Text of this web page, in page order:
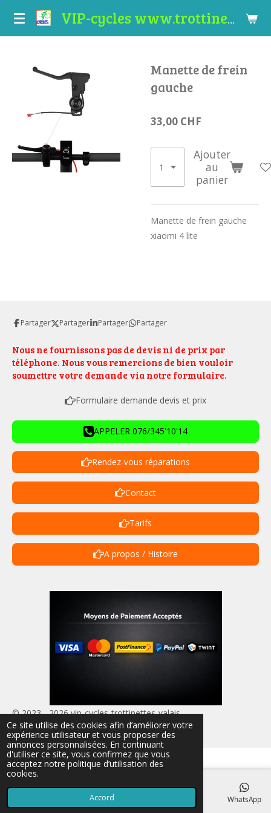
Ce site utilise des cookies afin d’améliorer votre
expérience utilisateur et vous proposer des
annonces personnalisées. En continuant
d'utiliser ce site, vous confirmez que vous
acceptez notre politique d’utilisation des
cookies.
Accord
Passer
VIP-cycles www.trottinettes-valais.ch
Manette de frein
gauche
33,00 CHF
Ajouter
au
panier
Manette de frein gauche
xiaomi 4 lite
Partager Partager Partager Partager
Nous ne fournissons pas de devis ni de prix par
téléphone. Nous vous remercions de bien vouloir
soumettre votre demande via notre formulaire.
Formulaire demande devis et prix
APPELER 076/345'10'14
Rendez-vous réparations
Contact
Tarifs
A propos / Histoire
© 2023 - 2026 vip-cycles-trottinettes-valais
Propulsé par Webador
Téléphone WhatsApp